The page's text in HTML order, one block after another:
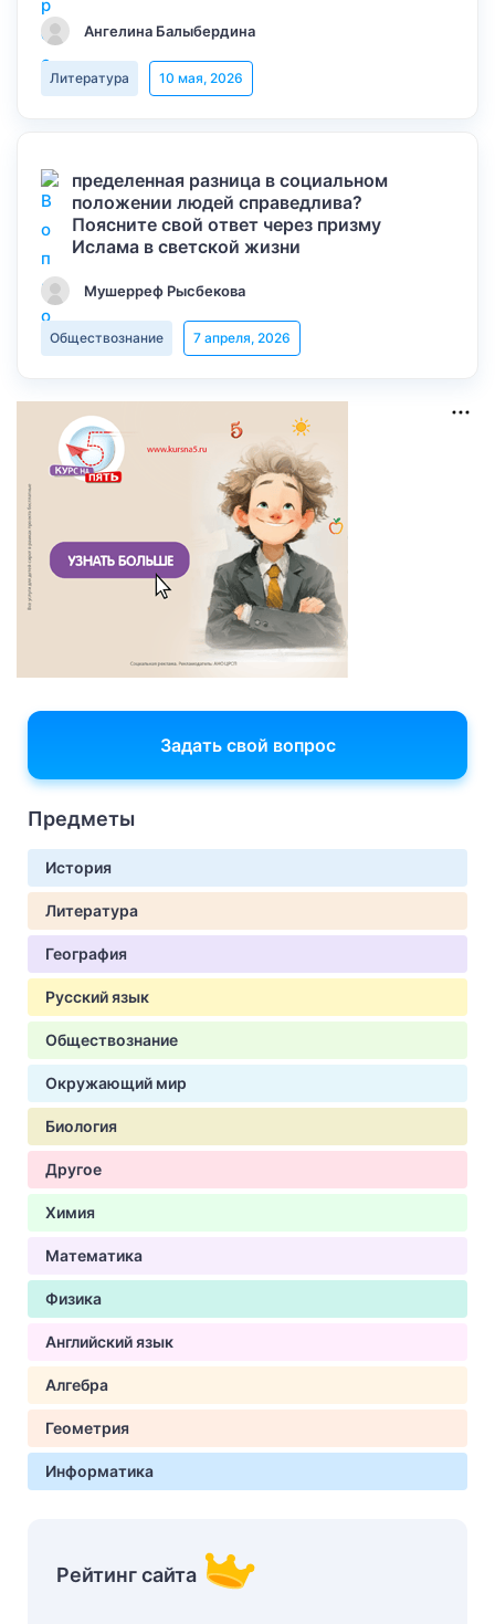
Ангелина Балыбердина
Литература 10 мая, 2026
пределенная разница в социальном
положении людей справедлива?
Поясните свой ответ через призму
Ислама в светской жизни
Мушерреф Рысбекова
Обществознание 7 апреля, 2026
Задать свой вопрос
Предметы
История
Литература
География
Русский язык
Обществознание
Окружающий мир
Биология
Другое
Химия
Математика
Физика
Английский язык
Алгебра
Геометрия
Информатика
Рейтинг сайта